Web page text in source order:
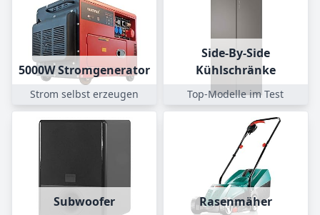
5000W Stromgenerator
Strom selbst erzeugen
Side-By-Side
Kühlschränke
Top-Modelle im Test
Subwoofer Rasenmäher